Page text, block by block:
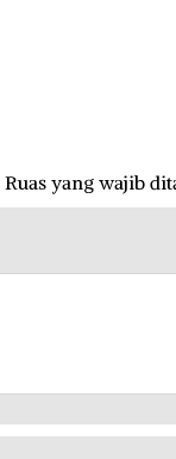
Ruas yang wajib